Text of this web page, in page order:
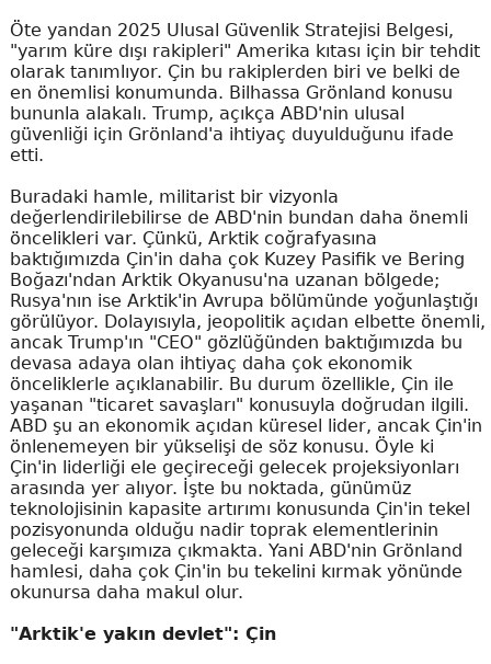
Öte yandan 2025 Ulusal Güvenlik Stratejisi Belgesi,
"yarım küre dışı rakipleri" Amerika kıtası için bir tehdit
olarak tanımlıyor. Çin bu rakiplerden biri ve belki de
en önemlisi konumunda. Bilhassa Grönland konusu
bununla alakalı. Trump, açıkça ABD'nin ulusal
güvenliği için Grönland'a ihtiyaç duyulduğunu ifade
etti.
Buradaki hamle, militarist bir vizyonla
değerlendirilebilirse de ABD'nin bundan daha önemli
öncelikleri var. Çünkü, Arktik coğrafyasına
baktığımızda Çin'in daha çok Kuzey Pasifik ve Bering
Boğazı'ndan Arktik Okyanusu'na uzanan bölgede;
Rusya'nın ise Arktik'in Avrupa bölümünde yoğunlaştığı
görülüyor. Dolayısıyla, jeopolitik açıdan elbette önemli,
ancak Trump'ın "CEO" gözlüğünden baktığımızda bu
devasa adaya olan ihtiyaç daha çok ekonomik
önceliklerle açıklanabilir. Bu durum özellikle, Çin ile
yaşanan "ticaret savaşları" konusuyla doğrudan ilgili.
ABD şu an ekonomik açıdan küresel lider, ancak Çin'in
önlenemeyen bir yükselişi de söz konusu. Öyle ki
Çin'in liderliği ele geçireceği gelecek projeksiyonları
arasında yer alıyor. İşte bu noktada, günümüz
teknolojisinin kapasite artırımı konusunda Çin'in tekel
pozisyonunda olduğu nadir toprak elementlerinin
geleceği karşımıza çıkmakta. Yani ABD'nin Grönland
hamlesi, daha çok Çin'in bu tekelini kırmak yönünde
okunursa daha makul olur.
"Arktik'e yakın devlet": Çin